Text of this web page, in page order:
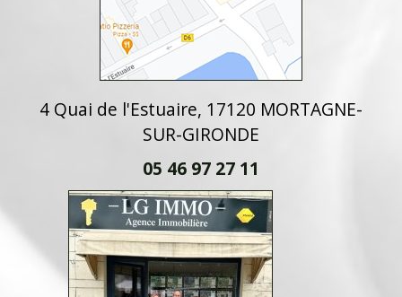
4 Quai de l'Estuaire, 17120 MORTAGNE-
SUR-GIRONDE
05 46 97 27 11